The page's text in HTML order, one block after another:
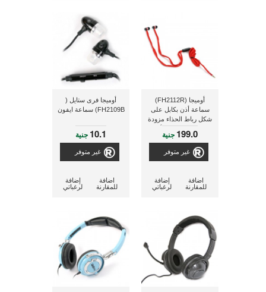
أوميجا (FH2112R)
سماعة أذن بكابل على
شكل رباط الحذاء مزودة
بمايكرفون ذو لون أحمر
[42780]
199.0 جنية
غير متوفر
إضافة
لرغباتي
اضافة
للمقارنة
أوميجا فرى ستايل (
FH2109B) سماعة ايفون
10.1 جنية
غير متوفر
إضافة
لرغباتي
اضافة
للمقارنة